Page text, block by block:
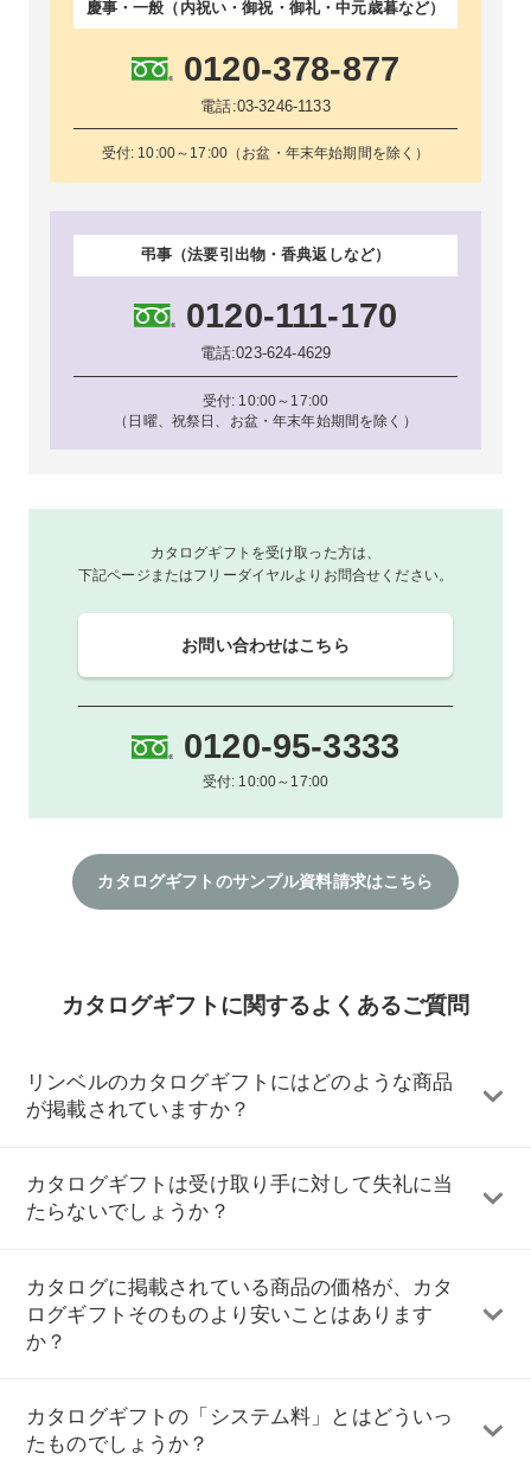
慶事・一般（内祝い・御祝・御礼・中元歳暮など）
0120-378-877
電話:03-3246-1133
受付: 10:00～17:00（お盆・年末年始期間を除く）
弔事（法要引出物・香典返しなど）
0120-111-170
電話:023-624-4629
受付: 10:00～17:00
（日曜、祝祭日、お盆・年末年始期間を除く）
カタログギフトを受け取った方は、
下記ページまたはフリーダイヤルよりお問合せください。
お問い合わせはこちら
0120-95-3333
受付: 10:00～17:00
カタログギフトのサンプル資料請求はこちら
カタログギフトに関するよくあるご質問
リンベルのカタログギフトにはどのような商品
が掲載されていますか？
カタログギフトは受け取り手に対して失礼に当
たらないでしょうか？
カタログに掲載されている商品の価格が、カタ
ログギフトそのものより安いことはあります
か？
カタログギフトの「システム料」とはどういっ
たものでしょうか？